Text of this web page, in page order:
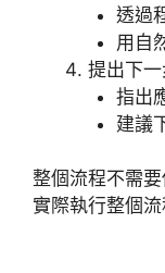
透過
用自
提出下一
指出
建議
整個流程不需
實際執行整個流